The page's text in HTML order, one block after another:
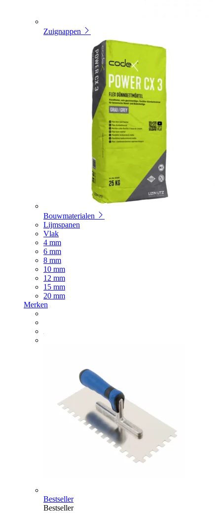
Zuignappen
Bouwmaterialen
Lijmspanen
Vlak
4 mm
6 mm
8 mm
10 mm
12 mm
15 mm
20 mm
Merken
Bestseller
Bestseller